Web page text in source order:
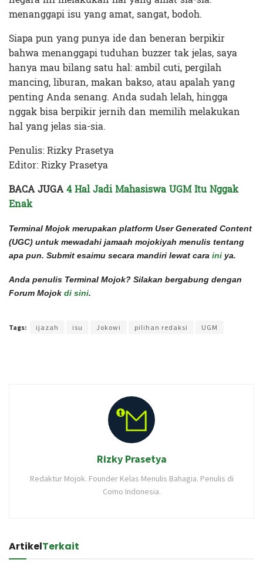
menanggapi isu yang amat, sangat, bodoh.
Siapa pun yang punya ide dan beneran berpikir
bahwa menanggapi tuduhan buzzer tak jelas, saya
hanya mau bilang satu hal: ambil cuti, pergilah
mancing, liburan, makan bakso, atau apalah yang
penting Anda senang. Anda sudah lelah, hingga
nggak bisa berpikir jernih dan memilih melakukan
hal yang jelas sia-sia.
Penulis: Rizky Prasetya
Editor: Rizky Prasetya
BACA JUGA4 Hal Jadi Mahasiswa UGM Itu Nggak
Enak
Terminal Mojok merupakan platform User Generated Content
(UGC) untuk mewadahi jamaah mojokiyah menulis tentang
apa pun. Submit esaimu secara mandiri lewat cara ini ya.
Anda penulis Terminal Mojok? Silakan bergabung dengan
Forum Mojok di sini.
Tags: ijazah isu Jokowi pilihan redaksi UGM
Rizky Prasetya
Redaktur Mojok. Founder Kelas Menulis Bahagia. Penulis di
Como Indonesia.
ArtikelTerkait